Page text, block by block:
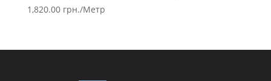
1,820.00 грн./Метр